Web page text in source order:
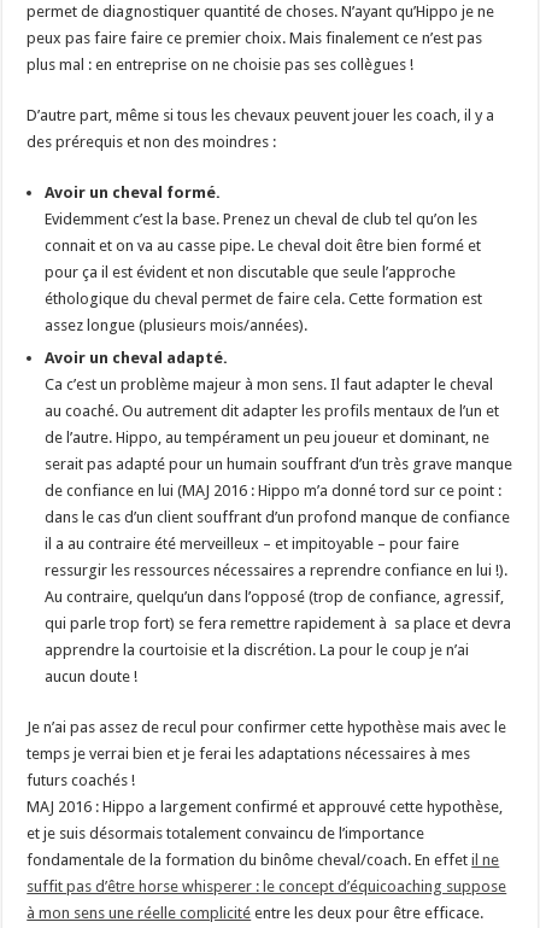
permet de diagnostiquer quantité de choses. N’ayant qu’Hippo je ne
peux pas faire faire ce premier choix. Mais finalement ce n’est pas
plus mal : en entreprise on ne choisie pas ses collègues !
D’autre part, même si tous les chevaux peuvent jouer les coach, il y a
des prérequis et non des moindres :
Avoir un cheval formé.
Evidemment c’est la base. Prenez un cheval de club tel qu’on les
connait et on va au casse pipe. Le cheval doit être bien formé et
pour ça il est évident et non discutable que seule l’approche
éthologique du cheval permet de faire cela. Cette formation est
assez longue (plusieurs mois/années).
Avoir un cheval adapté.
Ca c’est un problème majeur à mon sens. Il faut adapter le cheval
au coaché. Ou autrement dit adapter les profils mentaux de l’un et
de l’autre. Hippo, au tempérament un peu joueur et dominant, ne
serait pas adapté pour un humain souffrant d’un très grave manque
de confiance en lui (MAJ 2016 : Hippo m’a donné tord sur ce point :
dans le cas d’un client souffrant d’un profond manque de confiance
il a au contraire été merveilleux – et impitoyable – pour faire
ressurgir les ressources nécessaires a reprendre confiance en lui !).
Au contraire, quelqu’un dans l’opposé (trop de confiance, agressif,
qui parle trop fort) se fera remettre rapidement à sa place et devra
apprendre la courtoisie et la discrétion. La pour le coup je n’ai
aucun doute !
Je n’ai pas assez de recul pour confirmer cette hypothèse mais avec le
temps je verrai bien et je ferai les adaptations nécessaires à mes
futurs coachés !
MAJ 2016 : Hippo a largement confirmé et approuvé cette hypothèse,
et je suis désormais totalement convaincu de l’importance
fondamentale de la formation du binôme cheval/coach. En effetil ne
suffit pas d’être horse whisperer : le concept d’équicoaching suppose
à mon sens une réelle complicité entre les deux pour être efficace.